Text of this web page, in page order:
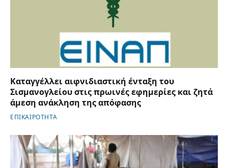
Καταγγέλλει αιφνιδιαστική ένταξη του
Σισμανογλείου στις πρωινές εφημερίες και ζητά
άμεση ανάκληση της απόφασης
ΕΠΙΚΑΙΡΟΤΗΤΑ